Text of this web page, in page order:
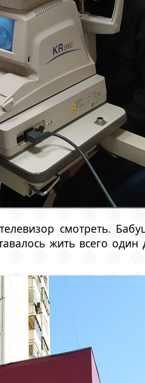
смотреть.
жить всего